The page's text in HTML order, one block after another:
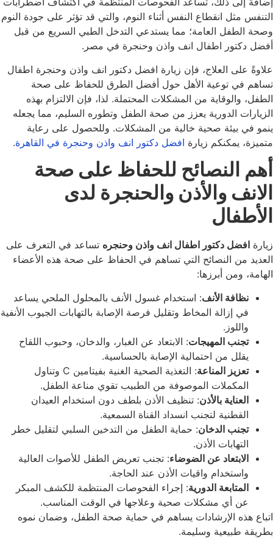
التنفس مثل انقطاع النفس أثناء النوم، والتي قد تؤثر على جودة النوم
وصحة الطفل العامة؛ مما يستدعي التدخل الطبي السريع من قبل
أفضل دكتور اطفال انف واذن وحنجرة في مصر.
علاوةً على العلاج، فإن زيارة افضل دكتور انف واذن وحنجرة اطفال
تساهم في توعية الأهل حول أفضل الطرق للحفاظ على صحة
الطفل، والوقاية من المشكلات المحتملة. لذا، فإن الالتزام بهذه
الزيارات الدورية يعزز من صحة الطفل وتطوره السليم، مما يجعله
ينمو في بيئة صحية خالية من المشكلات. وللحصول على رعاية
متميزة، يمكنكم زيارة افضل دكتور انف واذن وحنجرة في القاهرة.
أهم النصائح للحفاظ على صحة
الانف والأذن والحنجرة لدى
الأطفال
زيارة افضل دكتور اطفال انف واذن وحنجره تساعد في التعرف على
العديد من النصائح التي تساهم في الحفاظ على صحة هذه الأعضاء
الهامة، ومن أبرزها:
نظافة الأنف: استخدام غسول الأنف بالمحلول الملحي يساعد
في إزالة المخاط وتقليل فرصة الإصابة بالتهابات الجيوب الأنفية
واللوز.
تجنب المهيجات: الابتعاد عن الغبار، والدخان، وحبوب اللقاح
يقلل من احتمالية الإصابة بالحساسية.
تعزيز المناعة
: التغذية الصحية الغنية بفيتامين C وتناول
المكملات الموصوفة من الطبيب تقوي مناعة الطفل.
العناية بالأذن: تنظيف الأذن بلطف دون استخدام العيدان
القطنية لتجنب انسداد القناة السمعية.
تجنب الدخان: حماية الطفل من التدخين السلبي لتقليل خطر
التهابات الأذن.
الابتعاد عن الضوضاء: تجنب تعريض الطفل للأصوات العالية
واستخدام واقيات الأذن عند الحاجة.
المتابعة الدورية: إجراء الفحوصات المنتظمة للكشف المبكر
عن أي مشكلات صحية وعلاجها في الوقت المناسب.
اتباع هذه الإرشادات يساهم في حماية صحة الطفل، وضمان نموه
بطريقة طبيعية وسليمة.